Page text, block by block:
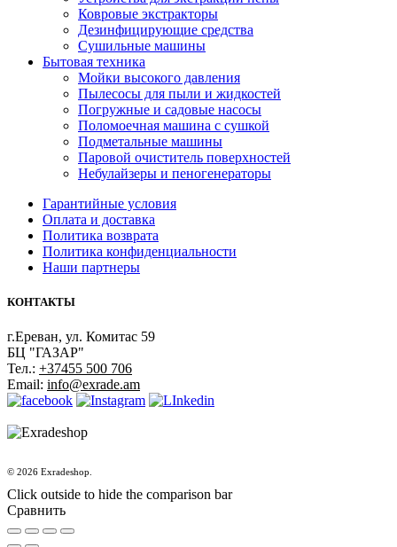
Ковровые экстракторы
Дезинфицирующие средства
Сушильные машины
Бытовая техника
Мойки высокого давления
Пылесосы для пыли и жидкостей
Погружные и садовые насосы
Поломоечная машина с сушкой
Подметальные машины
Паровой очиститель поверхностей
Небулайзеры и пеногенераторы
Гарантийные условия
Оплата и доставка
Политика возврата
Политика конфиденциальности
Наши партнеры
КОНТАКТЫ
г.Ереван, ул. Комитас 59
БЦ "ГАЗАР"
Тел.: +37455 500 706
Email: info@exrade.am
© 2026 Exradeshop.
Click outside to hide the comparison bar
Сравнить